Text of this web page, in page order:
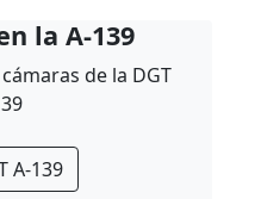
la A-139
de la DGT
A-139